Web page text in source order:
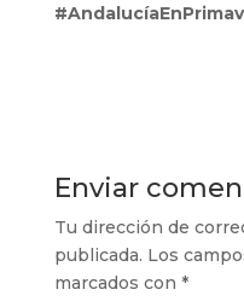
Enviar
Tu dirección de
publicada. Los
marcados con *